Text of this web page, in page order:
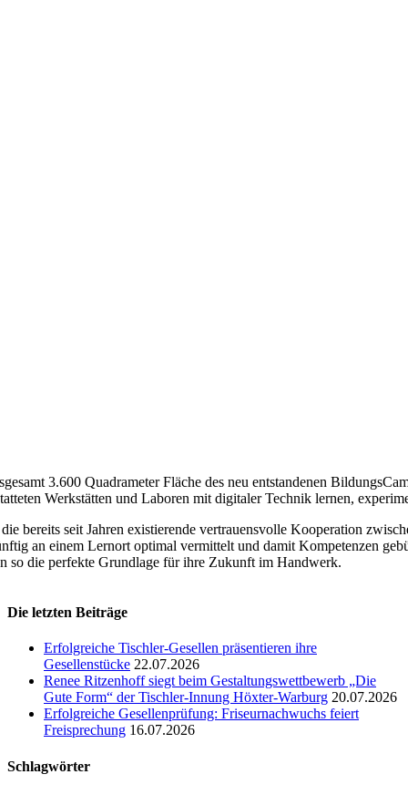
3.600 Quadrameter Fläche des neu entstandenen
Werkstätten und Laboren mit digitaler Technik lernen,
bereits seit Jahren existierende vertrauensvolle Kooperation
an einem Lernort optimal vermittelt und damit Kompetenzen
so die perfekte Grundlage für ihre Zukunft im Handwerk.
Die letzten Beiträge
Erfolgreiche Tischler-Gesellen präsentieren ihre
Gesellenstücke 22.07.2026
Renee Ritzenhoff siegt beim Gestaltungswettbewerb „Die
Gute Form“ der Tischler-Innung Höxter-Warburg 20.07.2026
Erfolgreiche Gesellenprüfung: Friseurnachwuchs feiert
Freisprechung 16.07.2026
Schlagwörter